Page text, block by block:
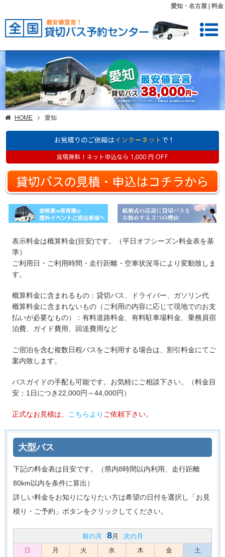
愛知・名古屋 | 料金
HOME 愛知
・表示料金は概算料金(目安)です。（平日オフシーズン料金表を基
準）
ご利用日・ご利用時間・走行距離・空車状況等により変動致しま
す。
・概算料金に含まれるもの：貸切バス、ドライバー、ガソリン代
概算料金に含まれないもの（ご利用の内容に応じて現地でのお支
払いが必要なもの）：有料道路料金、有料駐車場料金、乗務員宿
泊費、ガイド費用、回送費用など
・ご宿泊を含む複数日程バスをご利用する場合は、割引料金にてご
案内致します。
・バスガイドの手配も可能です。お気軽にご相談下さい。（料金目
安：1日につき22,000円～44,000円）
・正式なお見積は、 こちらより ご依頼下さい。
大型バス
下記の料金表は目安です。（県内8時間以内利用、走行距離
80km以内を条件に算出）
詳しい料金をお知りになりたい方は希望の日付を選択し「お見
積り・ご予約」ボタンをクリックしてください。
前の月 8月
次の月
日
月 火 水 木 金 土